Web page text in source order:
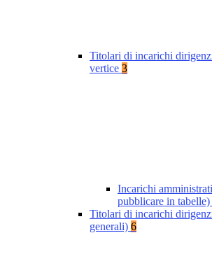
Titolari di incarichi
vertice 3
Incarichi
pubblicare in tabelle)
Titolari di incarichi
generali) 6